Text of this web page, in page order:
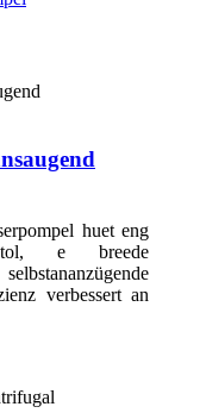
huet eng
e breede
verbessert an